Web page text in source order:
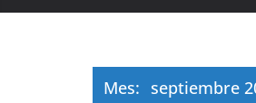
Mes: septiembre